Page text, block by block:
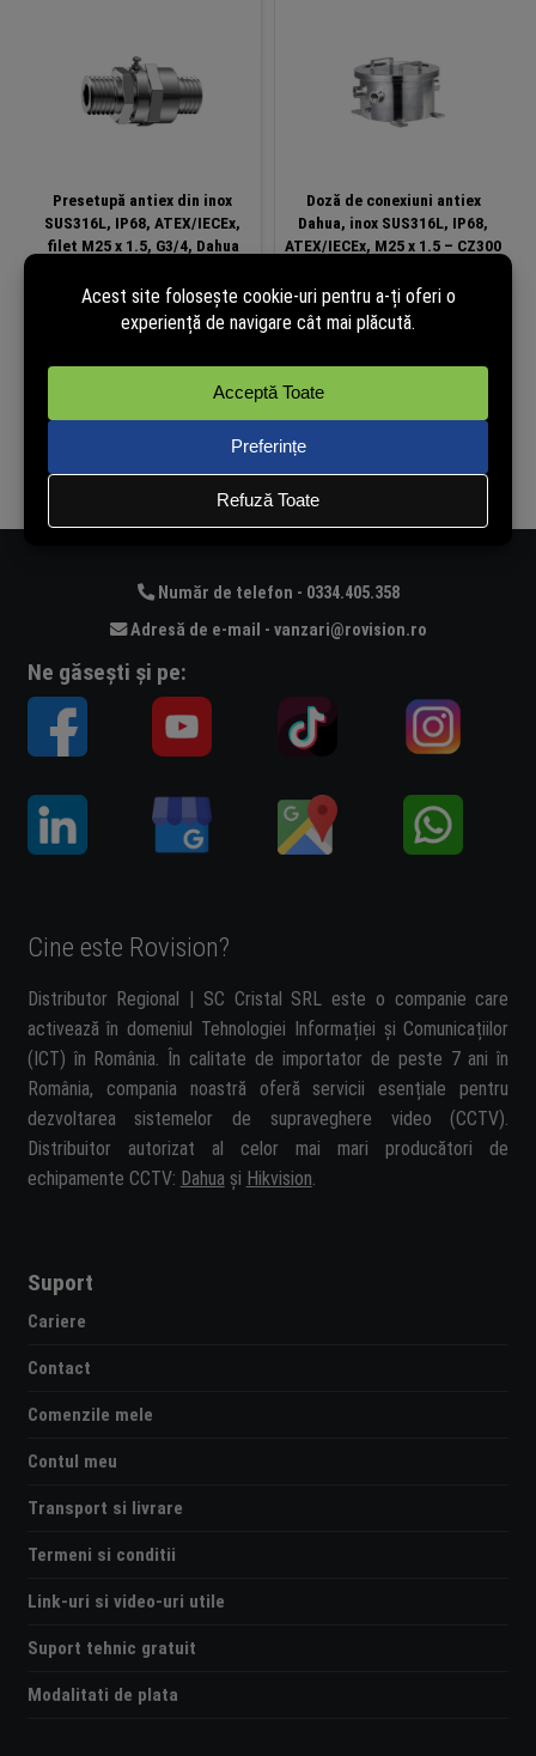
Presetupă antiex din inox
SUS316L, IP68, ATEX/IECEx,
filet M25 x 1.5, G3/4, Dahua
Detalii...
Doză de conexiuni antiex
Dahua, inox SUS316L, IP68,
ATEX/IECEx, M25 x 1.5 – CZ300
Detalii...
Număr de telefon - 0334.405.358
Adresă de e-mail - vanzari@rovision.ro
Ne găsești și pe:
Cine este Rovision?
Distributor Regional | SC Cristal SRL este o companie care
activează în domeniul Tehnologiei Informației și Comunicațiilor
(ICT) în România. În calitate de importator de peste 7 ani în
România, compania noastră oferă servicii esențiale pentru
dezvoltarea sistemelor de supraveghere video (CCTV).
Distribuitor autorizat al celor mai mari producători de
echipamente CCTV: Dahua și Hikvision.
Suport
Cariere
Contact
Comenzile mele
Contul meu
Transport si livrare
Termeni si conditii
Link-uri si video-uri utile
Suport tehnic gratuit
Modalitati de plata